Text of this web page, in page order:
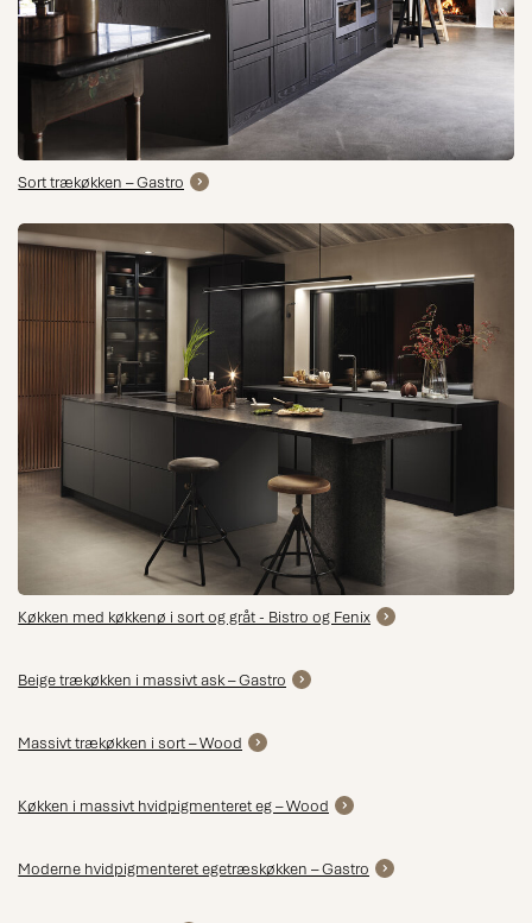
Sort trækøkken – Gastro
Køkken med køkkenø i sort og gråt - Bistro og Fenix
Beige trækøkken i massivt ask – Gastro
Massivt trækøkken i sort – Wood
Køkken i massivt hvidpigmenteret eg – Wood
Moderne hvidpigmenteret egetræskøkken – Gastro